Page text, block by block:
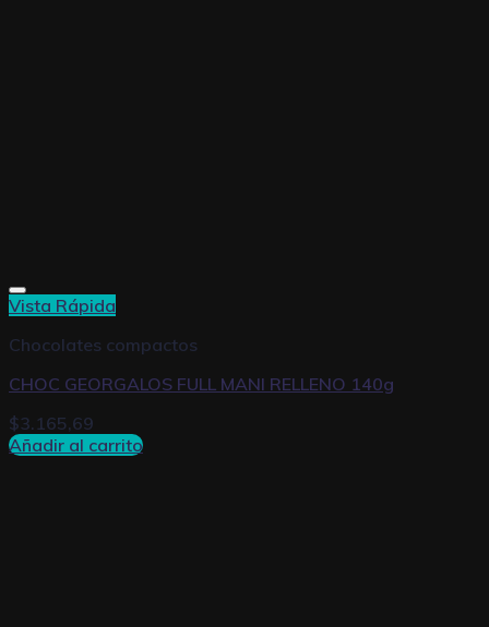
Vista Rápida
Chocolates compactos
CHOC GEORGALOS FULL MANI RELLENO 140g
$3.165,69
Añadir al carrito